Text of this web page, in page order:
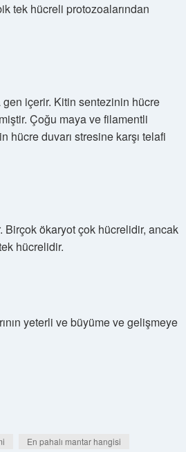
tek hücreli protozoalarından
içerir. Kitin sentezinin hücre
Çoğu maya ve filamentli
hücre duvarı stresine karşı telafi
Birçok ökaryot çok hücrelidir, ancak
hücrelidir.
yeterli ve büyüme ve gelişmeye
En pahalı mantar hangisi